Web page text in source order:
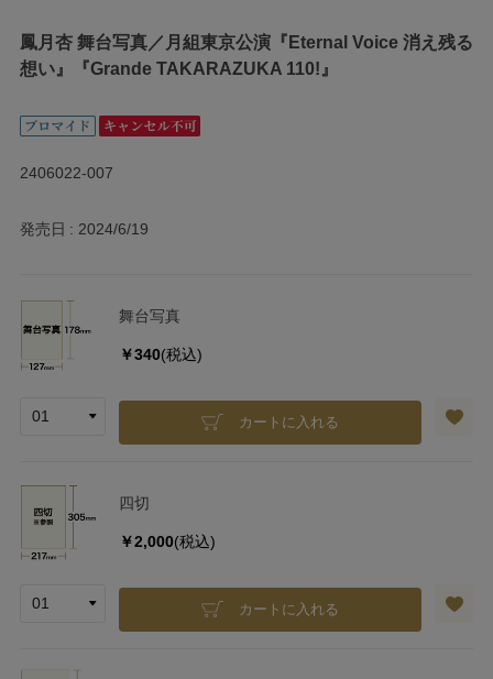
鳳月杏 舞台写真／月組東京公演『Eternal Voice 消え残る
想い』『Grande TAKARAZUKA 110!』
2406022-007
発売日 2024/6/19
舞台写真
￥340(税込)
カートに入れる
四切
￥2,000(税込)
カートに入れる